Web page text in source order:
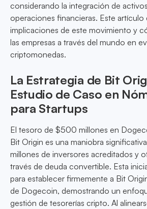
considerando la integración de
operaciones financieras. Este artículo
implicaciones de este movimiento y
las empresas a través del mundo en
criptomonedas.
La Estrategia de Bit
Estudio de Caso en
para Startups
El tesoro de $500 millones en
Bit Origin es una maniobra
millones de inversores acreditados y
través de deuda convertible. Esta
para establecer firmemente a Bit
de Dogecoin, demostrando un
gestión de tesorerías cripto. Al